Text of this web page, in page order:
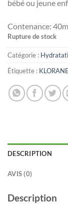
bébé ou jeune
Contenance:
Rupture de stock
Catégorie :
Étiquette : KLORANE
DESCRIPTION
AVIS (0)
Description